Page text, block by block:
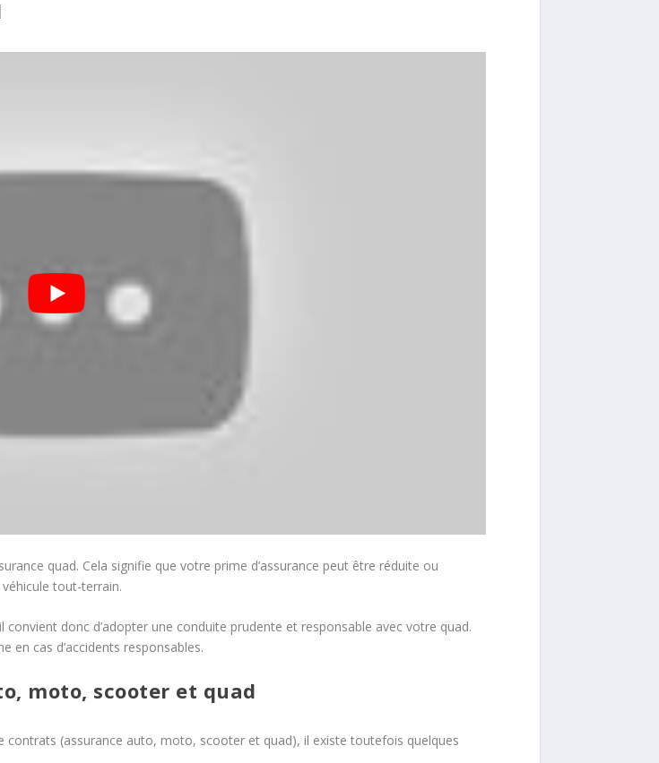
quad. Cela signifie que votre prime d’assurance peut être réduite ou
tout-terrain.
convient donc d’adopter une conduite prudente et responsable avec votre quad.
en cas d’accidents responsables.
moto, scooter et quad
contrats (assurance auto, moto, scooter et quad), il existe toutefois quelques